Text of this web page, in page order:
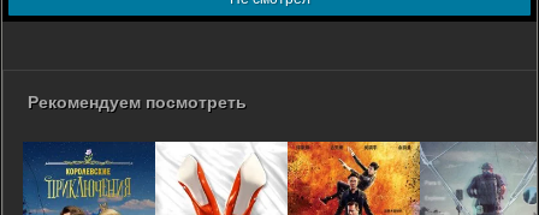
Рекомендуем посмотреть